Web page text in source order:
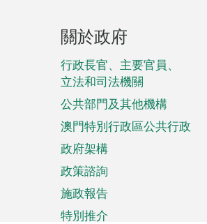
頁
腳
菜
單
關於政府
行政長官、主要官員、
立法和司法機關
公共部門及其他機構
澳門特別行政區公共行政
政府架構
政策諮詢
施政報告
特別推介